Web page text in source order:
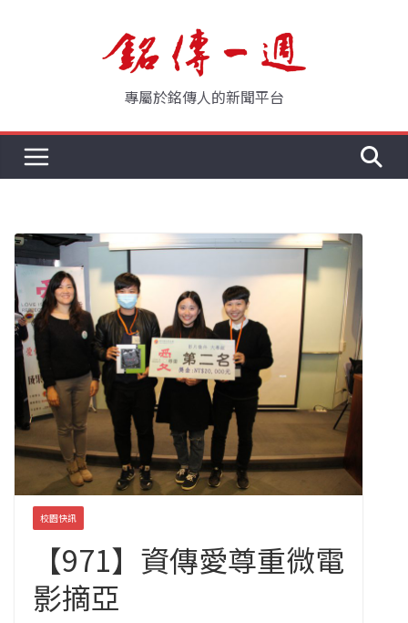
專屬於銘傳人的新聞平台
校園快訊
【971】資傳愛尊重微電
影摘亞